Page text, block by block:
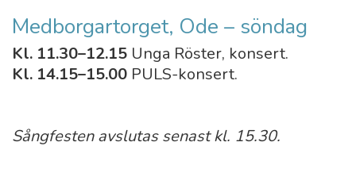
Medborgartorget, Ode – söndag
Kl. 11.30–12.15 Unga Röster, konsert.
Kl. 14.15–15.00 PULS-konsert.
Sångfesten avslutas senast kl. 15.30.